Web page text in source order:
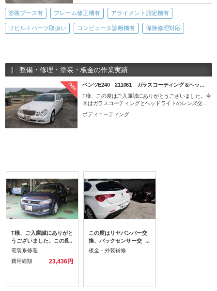
塗装ブース有 フレーム修正機有 アライメント測定機有
リビルトパーツ取扱い コンピュータ診断機有 保険修理対応
整備・修理・塗装・板金の作業実績
new
ベンツE240 211061 ガラスコーティング＆ヘッ…
T様、この度はご入庫誠にありがとうございました。今
回はガラスコーティングとヘッドライトのレンズ交換
サービスにて作業しております。 弊社では各種コーテ
ボディコーティング
T様、ご入庫誠にありがと
うございました。この度
はエアバックランプが点
させていただきました。
通信異常がでていまし
電装系修理
費用総額
23,436円
この度はリヤバンパー交
換、バックセンサー交
換、バックドアの板金修
板金・外装補修